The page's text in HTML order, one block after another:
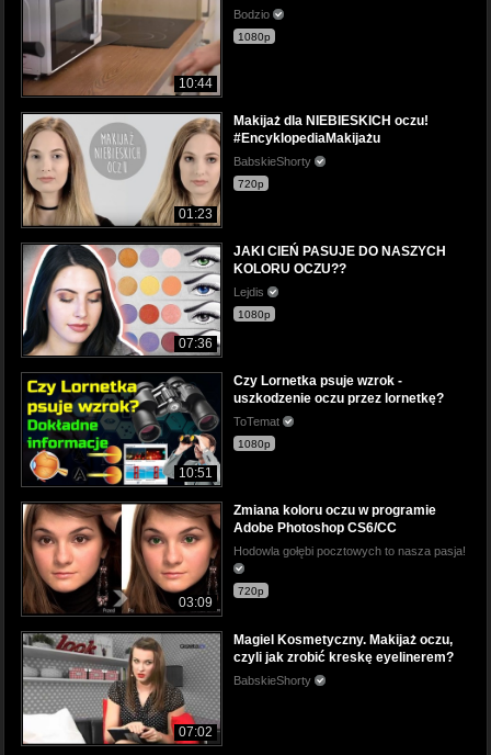
10:44
Bodzio
1080p
01:23
Makijaż dla NIEBIESKICH oczu!
#EncyklopediaMakijażu
BabskieShorty
720p
07:36
JAKI CIEŃ PASUJE DO NASZYCH
KOLORU OCZU??
Lejdis
1080p
10:51
Czy Lornetka psuje wzrok -
uszkodzenie oczu przez lornetkę?
ToTemat
1080p
03:09
Zmiana koloru oczu w programie
Adobe Photoshop CS6/CC
Hodowla gołębi pocztowych to nasza pasja!
720p
07:02
Magiel Kosmetyczny. Makijaż oczu,
czyli jak zrobić kreskę eyelinerem?
BabskieShorty